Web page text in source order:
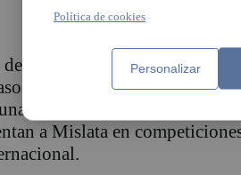
personas entre deportistas,
deportivas, así
ceremonia que volvió a
a Mislata en
Política de cookies
Personalizar